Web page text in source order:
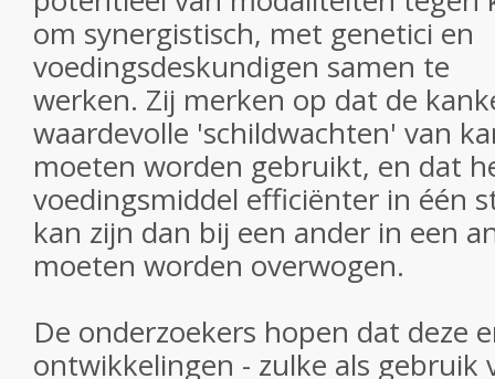
om synergistisch, met genetici en
voedingsdeskundigen samen te
werken. Zij merken op dat de
waardevolle 'schildwachten' van
moeten worden gebruikt, en dat
voedingsmiddel efficiënter in één
kan zijn dan bij een ander in een
moeten worden overwogen.
De onderzoekers hopen dat deze
ontwikkelingen - zulke als gebruik